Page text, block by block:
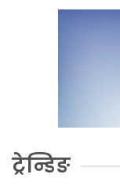
ट्रेन्डिङ